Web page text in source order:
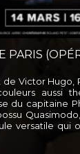
PARIS
de Victor Hugo,
aussi
du capitaine
versatile qui